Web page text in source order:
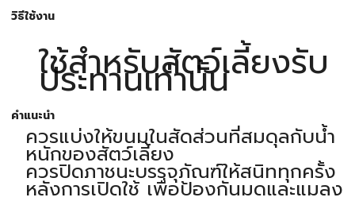
วิธีใช้งาน
ใช้สำหรับสัตว์เลี้ยงรับ
ประทานเท่านั้น
คำแนะนำ
ควรแบ่งให้ขนมในสัดส่วนที่สมดุลกับน้ำ
หนักของสัตว์เลี้ยง
ควรปิดภาชนะบรรจุภัณฑ์ให้สนิททุกครั้ง
หลังการเปิดใช้ เพื่อป้องกันมดและแมลง